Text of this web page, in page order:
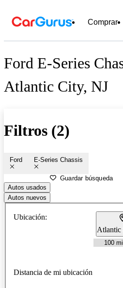
Comprar
Ford E-Series
Atlantic City, NJ
Filtros (2)
Ford E-Series Chassis
Guardar búsqueda
Autos usados
Autos nuevos
Ubicación:
Atlantic
Distancia de mi ubicación